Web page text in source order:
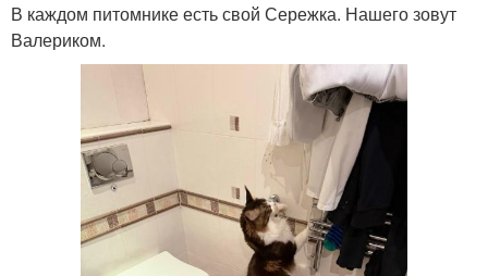
В каждом питомнике есть свой Сережка. Нашего зовут
Валериком.